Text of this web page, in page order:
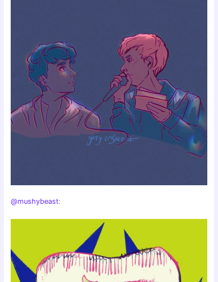
@mushybeast: